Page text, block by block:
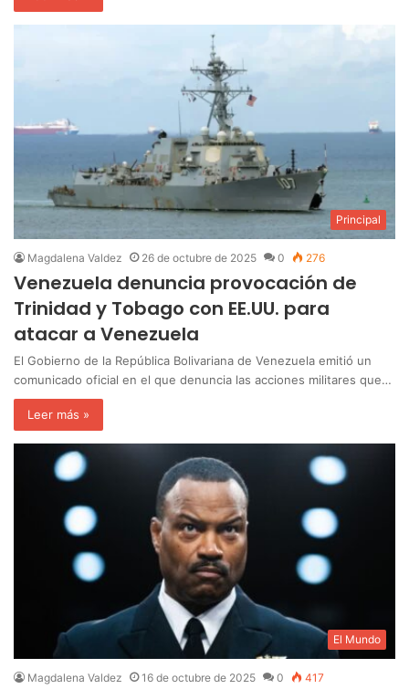
Principal
Magdalena Valdez 26 de octubre de 2025 0 276
Venezuela denuncia provocación de
Trinidad y Tobago con EE.UU. para
atacar a Venezuela
El Gobierno de la República Bolivariana de Venezuela emitió un
comunicado oficial en el que denuncia las acciones militares que…
Leer más »
El Mundo
Magdalena Valdez 16 de octubre de 2025 0 417